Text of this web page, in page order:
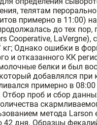
телятам
примерно в 11:00)
до тех пор,
Cooperative, LaVergne),
кг; Однако ошибки в
и отказанного КК
белки и был
добавлялся
примерно в 08:00
проб и сбор
метода Larson
42 дня. Образцы